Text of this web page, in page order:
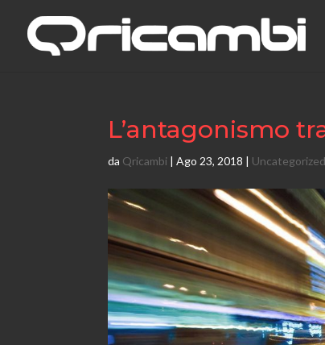
L’antagonismo
da Qricambi |Ago 23, 2018 | Uncategorized